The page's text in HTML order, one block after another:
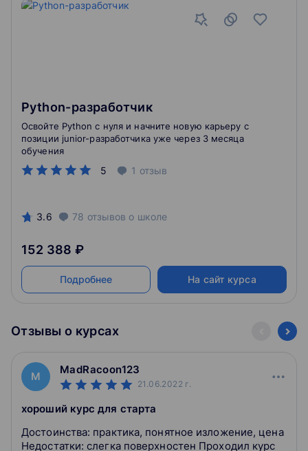
Python-разработчик
5 1 отзыв
Освойте Python с нуля и начните новую карьеру с
позиции junior-разработчика уже через 3 месяца
обучения
3.6 78 отзывов о школе
152 388 ₽
Подробнее На сайт курса
Отзывы о курсах
M
MadRacoon123
21.06.2022 г.
хороший курс для старта
Достоинства: практика, понятное изложение, цена
Недостатки: слегка поверхностен Проходил курс